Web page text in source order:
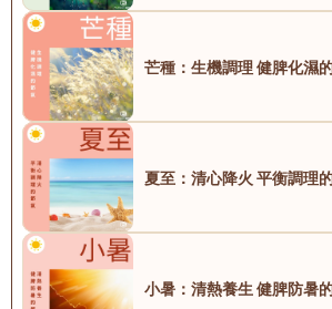
芒種：生機調理 健脾化濕
夏至：清心降火 平衡調理
小暑：清熱養生 健脾防暑